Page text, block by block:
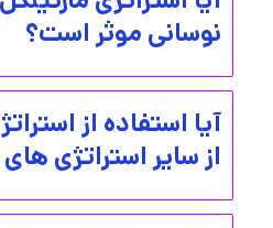
نوسانی موثر است؟
آیا استفاده از
از سایر استراتژی